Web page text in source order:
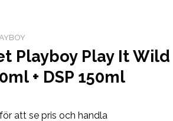
Playboy Play It Wild
+ DSP 150ml
att se pris och handla